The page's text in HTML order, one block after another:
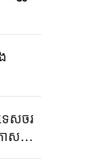
េសចរ
ាស